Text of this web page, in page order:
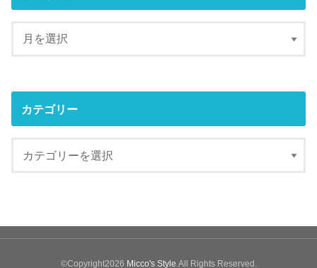
カテゴリー
©Copyright2026 Micco's Style .All Rights Reserved.